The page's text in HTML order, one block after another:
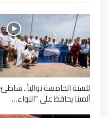
للسنة الخامسة توالياً.. شاطئ
ألمينا يحافظ على “اللواء…